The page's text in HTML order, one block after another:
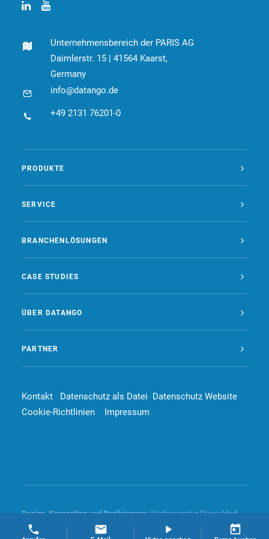
Unternehmensbereich der PARIS AG
Daimlerstr. 15 | 41564 Kaarst,
Germany
info@datango.de
+49 2131 76201-0
PRODUKTE
SERVICE
BRANCHENLÖSUNGEN
CASE STUDIES
ÜBER DATANGO
PARTNER
Kontakt Datenschutz als Datei Datenschutz Website
Cookie-Richtlinien
Impressum
Design, Konzeption und Realisierung: Werbeagentur Düsseldorf –
4dd communication GmbH